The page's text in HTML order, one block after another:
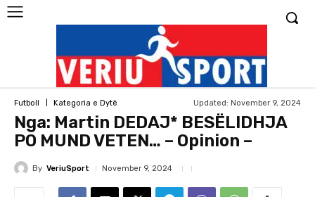
Futboll Kategoria e Dytë Updated: November 9, 2024
Nga: Martin DEDAJ* BESËLIDHJA
PO MUND VETEN… – Opinion –
By VeriuSport November 9, 2024